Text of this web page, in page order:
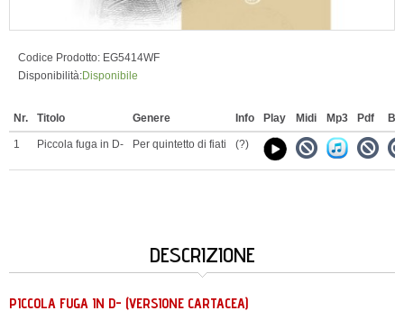
Codice Prodotto: EG5414WF
Disponibilità:Disponibile
Nr. Titolo Genere Info Play Midi Mp3 Pdf
1 Piccola fuga in D- Per quintetto di fiati (?)
DESCRIZIONE
PICCOLA FUGA IN D- (VERSIONE CARTACEA)